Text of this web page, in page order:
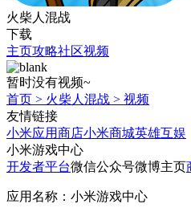
火柴人混战
下载
主页攻略社区视频
暂时没有视频~
首页 > 火柴人混战 > 视频
友情链接
小米应用商店小米商城英雄互娱
小米游戏中心
开发者平台微信公众号微博主页
应用名称：小米游戏中心